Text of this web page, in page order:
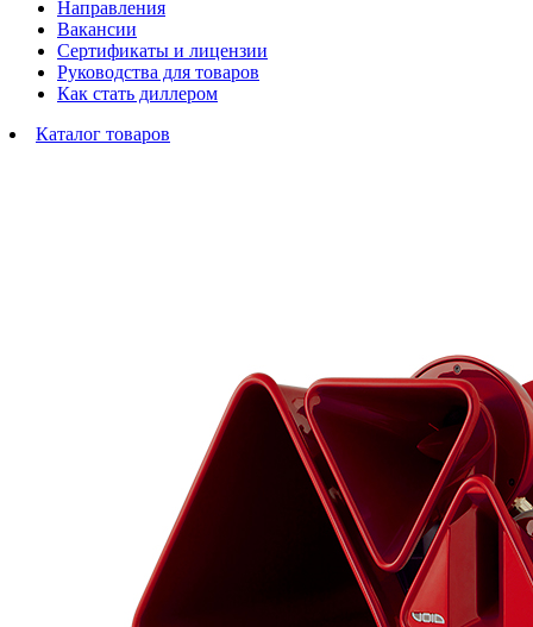
Направления
Вакансии
Сертификаты и лицензии
Руководства для товаров
Как стать диллером
Каталог товаров